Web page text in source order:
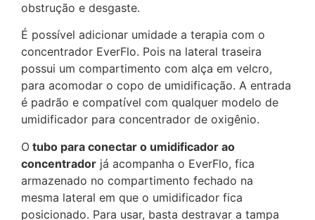
obstrução e desgaste.
É possível adicionar umidade a terapia com o
concentrador EverFlo. Pois na lateral traseira
possui um compartimento com alça em velcro,
para acomodar o copo de umidificação. A entrada
é padrão e compatível com qualquer modelo de
umidificador para concentrador de oxigênio.
O tubo para conectar o umidificador ao
concentrador já acompanha o EverFlo, fica
armazenado no compartimento fechado na
mesma lateral em que o umidificador fica
posicionado. Para usar, basta destravar a tampa